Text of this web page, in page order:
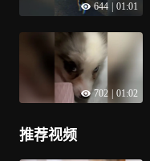
644 01:01
702 01:02
推荐视频